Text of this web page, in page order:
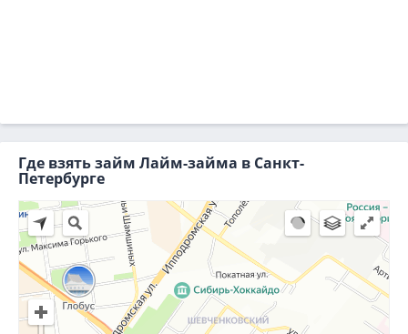
Где взять займ Лайм-займа в Санкт-
Петербурге